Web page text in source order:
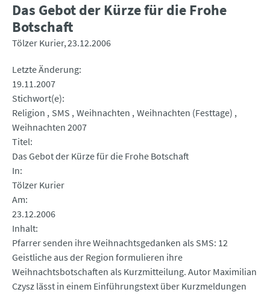
Das Gebot der Kürze für die Frohe
Botschaft
Tölzer Kurier 23.12.2006
Letzte Änderung
19.11.2007
Stichwort(e)
Religion
SMS Weihnachten Weihnachten (Festtage)
Weihnachten 2007
Titel
Das Gebot der Kürze für die Frohe Botschaft
In
Tölzer Kurier
Am
23.12.2006
Inhalt
Pfarrer senden ihre Weihnachtsgedanken als SMS: 12
Geistliche aus der Region formulieren ihre
Weihnachtsbotschaften als Kurzmitteilung. Autor Maximilian
Czysz lässt in einem Einführungstext über Kurzmeldungen